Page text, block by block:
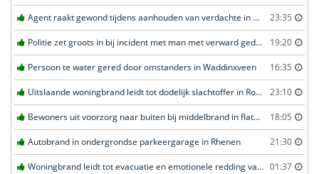
Agent raakt gewond tijdens aanhouden van verdachte in Amsterdam 23:35
Politie zet groots in bij incident met man met verward gedrag in Leeuwarden 19:20
Persoon te water gered door omstanders in Waddinxveen 16:35
Uitslaande woningbrand leidt tot dodelijk slachtoffer in Rotterdam 23:10
Bewoners uit voorzorg naar buiten bij middelbrand in flatwoning in Leeuwarden 18:05
Autobrand in ondergrondse parkeergarage in Rhenen 21:30
Woningbrand leidt tot evacuatie en emotionele redding van kat in Amsterdam 01:37